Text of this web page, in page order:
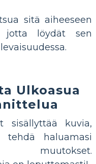
sitä aiheeseen
jotta löydät sen
Ulkoasua
sisällyttää kuvia,
haluamasi
muutokset.